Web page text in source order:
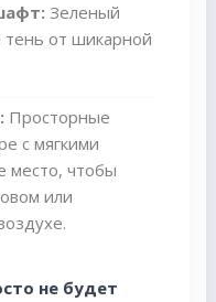
Зеленый
от шикарной
Просторные
с мягкими
место, чтобы
или
не будет